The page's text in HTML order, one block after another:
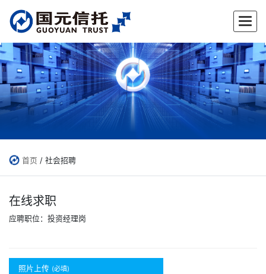
首页 / 社会招聘
在线求职
应聘职位：投资经理岗
照片上传 (必填)